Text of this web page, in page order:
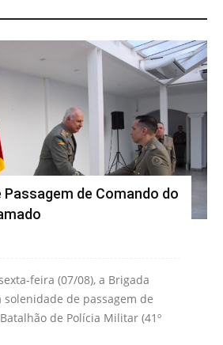
Passagem de Comando do
feira (07/08), a Brigada
de passagem de
de Polícia Militar (41º